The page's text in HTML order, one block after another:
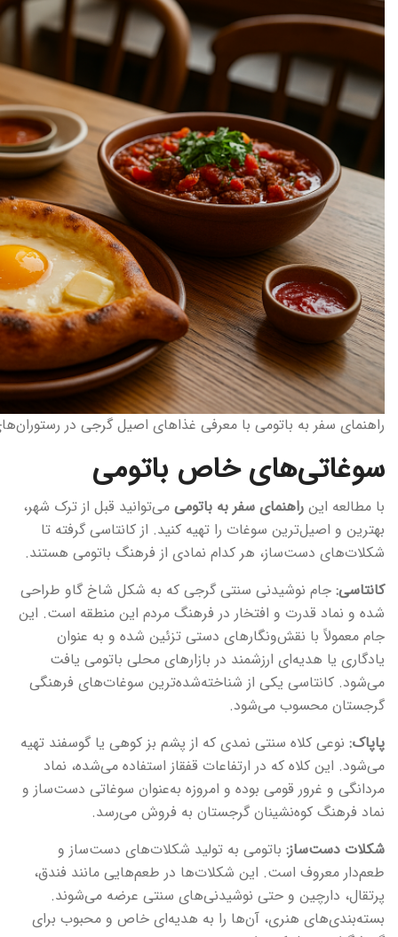
راهنمای سفر به باتومی با معرفی غذاهای اصیل گرجی در
سوغاتی‌های خاص باتومی
با مطالعه این راهنمای سفر به باتومی می‌توانید قبل از ترک شهر،
بهترین و اصیل‌ترین سوغات را تهیه کنید. از کانتاسی گرفته تا
شکلات‌های دست‌ساز، هر کدام نمادی از فرهنگ باتومی هستند.
کانتاسی: جام نوشیدنی سنتی گرجی که به شکل شاخ گاو طراحی
شده و نماد قدرت و افتخار در فرهنگ مردم این منطقه است. این
جام معمولاً با نقش‌ونگارهای دستی تزئین شده و به عنوان
یادگاری یا هدیه‌ای ارزشمند در بازارهای محلی باتومی یافت
می‌شود. کانتاسی یکی از شناخته‌شده‌ترین سوغات‌های فرهنگی
گرجستان محسوب می‌شود.
پاپاک: نوعی کلاه سنتی نمدی که از پشم بز کوهی یا گوسفند تهیه
می‌شود. این کلاه که در ارتفاعات قفقاز استفاده می‌شده، نماد
مردانگی و غرور قومی بوده و امروزه به‌عنوان سوغاتی دست‌ساز و
نماد فرهنگ کوه‌نشینان گرجستان به فروش می‌رسد.
شکلات دست‌ساز: باتومی به تولید شکلات‌های دست‌ساز و
طعم‌دار معروف است. این شکلات‌ها در طعم‌هایی مانند فندق،
پرتقال، دارچین و حتی نوشیدنی‌های سنتی عرضه می‌شوند.
بسته‌بندی‌های هنری، آن‌ها را به هدیه‌ای خاص و محبوب برای